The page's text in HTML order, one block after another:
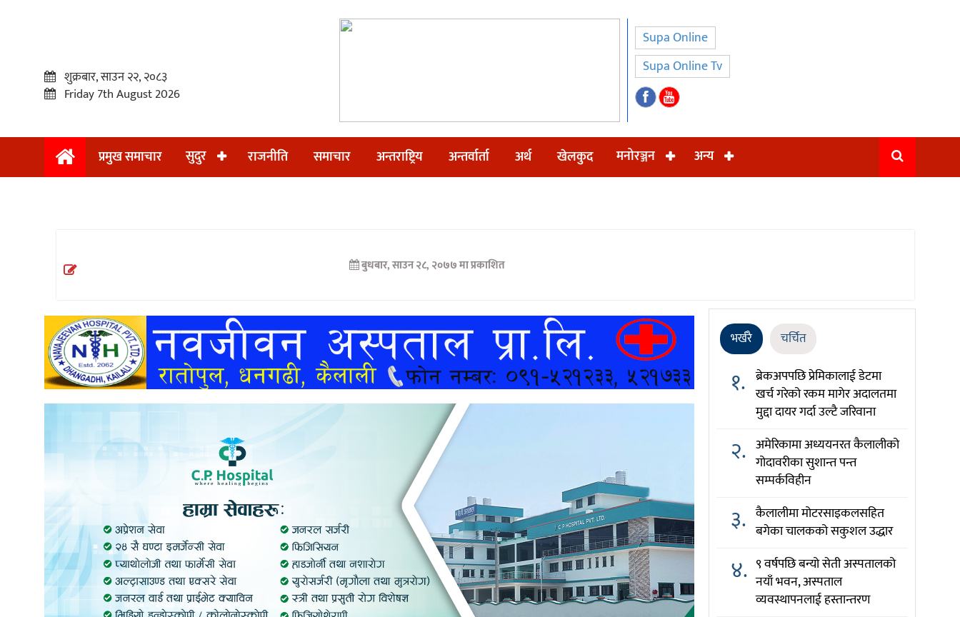
प्रमुख
अन्तराष्ट्रिय
अन्तर्वार्ता
खेलकुद
शुक्रबार, साउन २२, २०८३
Friday 7th August 2026
Supa Online
Supa Online Tv
प्रमुख समाचार सुदुर राजनीति समाचार अन्तराष्ट्रिय अन्तर्वार्ता अर्थ खेलकुद मनोरञ्जन अन्य
बुधबार, साउन २८, २०७७ मा प्रकाशित
भर्खरै चर्चित
१. ब्रेकअपपछि प्रेमिकालाई डेटमा
खर्च गरेको रकम मागेर अदालतमा
मुद्दा दायर गर्दा उल्टै जरिवाना
२. अमेरिकामा अध्ययनरत कैलालीको
गोदावरीका सुशान्त पन्त
सम्पर्कविहीन
३. कैलालीमा मोटरसाइकलसहित
बगेका चालकको सकुशल उद्धार
४. ९ वर्षपछि बन्यो सेती अस्पतालको
नयाँ भवन, अस्पताल
व्यवस्थापनलाई हस्तान्तरण